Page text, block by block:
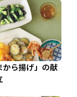
から揚げ」の献